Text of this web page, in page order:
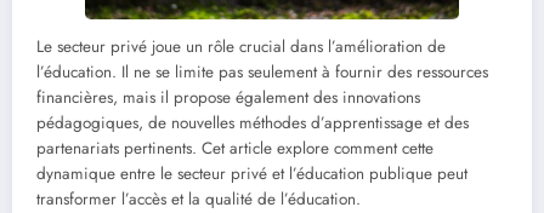
Le secteur privé joue un rôle crucial dans l’amélioration de
l’éducation. Il ne se limite pas seulement à fournir des ressources
financières, mais il propose également des innovations
pédagogiques, de nouvelles méthodes d’apprentissage et des
partenariats pertinents. Cet article explore comment cette
dynamique entre le secteur privé et l’éducation publique peut
transformer l’accès et la qualité de l’éducation.